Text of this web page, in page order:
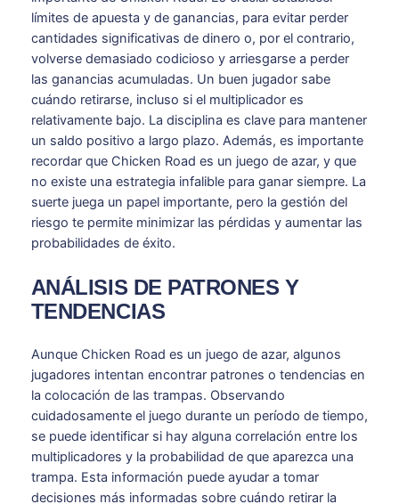
límites de apuesta y de ganancias, para evitar perder
cantidades significativas de dinero o, por el contrario,
volverse demasiado codicioso y arriesgarse a perder
las ganancias acumuladas. Un buen jugador sabe
cuándo retirarse, incluso si el multiplicador es
relativamente bajo. La disciplina es clave para mantener
un saldo positivo a largo plazo. Además, es importante
recordar que Chicken Road es un juego de azar, y que
no existe una estrategia infalible para ganar siempre. La
suerte juega un papel importante, pero la gestión del
riesgo te permite minimizar las pérdidas y aumentar las
probabilidades de éxito.
ANÁLISIS DE PATRONES Y
TENDENCIAS
Aunque Chicken Road es un juego de azar, algunos
jugadores intentan encontrar patrones o tendencias en
la colocación de las trampas. Observando
cuidadosamente el juego durante un período de tiempo,
se puede identificar si hay alguna correlación entre los
multiplicadores y la probabilidad de que aparezca una
trampa. Esta información puede ayudar a tomar
decisiones más informadas sobre cuándo retirar la